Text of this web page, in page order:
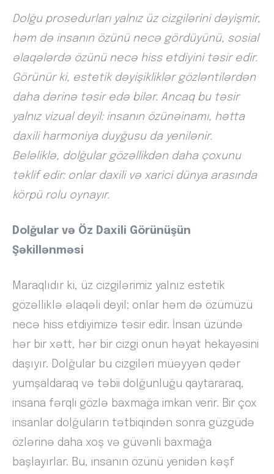
Dolğu prosedurları yalnız üz cizgilərini dəyişmir,
həm də insanın özünü necə gördüyünü, sosial
əlaqələrdə özünü necə hiss etdiyini təsir edir.
Görünür ki, estetik dəyişikliklər gözləntilərdən
daha dərinə təsir edə bilər. Ancaq bu təsir
yalnız vizual deyil: insanın özünəinamı, hətta
daxili harmoniya duyğusu da yenilənir.
Beləliklə, dolğular gözəllikdən daha çoxunu
təklif edir: onlar daxili və xarici dünya arasında
körpü rolu oynayır.
Dolğular və Öz Daxili Görünüşün
Şəkillənməsi
Maraqlıdır ki, üz cizgilərimiz yalnız estetik
gözəlliklə əlaqəli deyil; onlar həm də özümüzü
necə hiss etdiyimizə təsir edir. İnsan üzündə
hər bir xətt, hər bir cizgi onun həyat hekayəsini
daşıyır. Dolğular bu cizgiləri müəyyən qədər
yumşaldaraq və təbii dolğunluğu qaytararaq,
insana fərqli gözlə baxmağa imkan verir. Bir çox
insanlar dolğuların tətbiqindən sonra güzgüdə
özlərinə daha xoş və güvənli baxmağa
başlayırlar. Bu, insanın özünü yenidən kəşf